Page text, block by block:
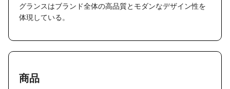
グランスはブランド全体の高品質とモダンなデザイン性を
体現している。
商品